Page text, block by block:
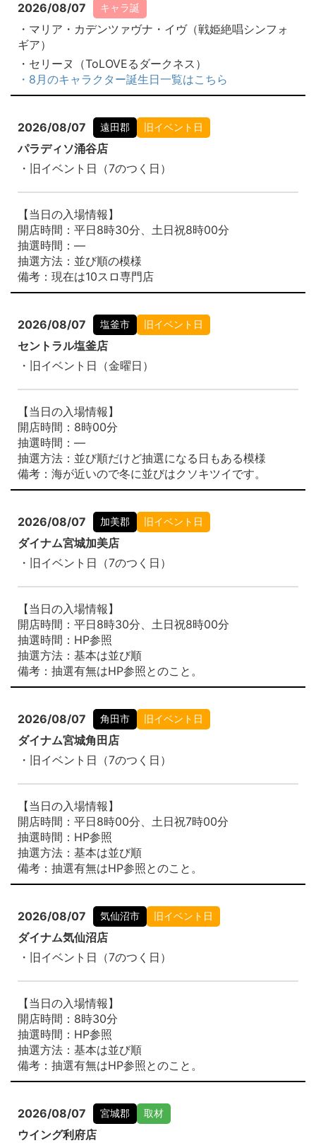
2026/08/07 キャラ誕
・マリア・カデンツァヴナ・イヴ（戦姫絶唱シンフォ
ギア）
・セリーヌ（ToLOVEるダークネス）
・8月のキャラクター誕生日一覧はこちら
2026/08/07 遠田郡 旧イベント日
パラディソ涌谷店
・旧イベント日（7のつく日）
【当日の入場情報】
開店時間：平日8時30分、土日祝8時00分
抽選時間：―
抽選方法：並び順の模様
備考：現在は10スロ専門店
2026/08/07 塩釜市 旧イベント日
セントラル塩釜店
・旧イベント日（金曜日）
【当日の入場情報】
開店時間：8時00分
抽選時間：―
抽選方法：並び順だけど抽選になる日もある模様
備考：海が近いので冬に並びはクソキツイです。
2026/08/07 加美郡 旧イベント日
ダイナム宮城加美店
・旧イベント日（7のつく日）
【当日の入場情報】
開店時間：平日8時30分、土日祝8時00分
抽選時間：HP参照
抽選方法：基本は並び順
備考：抽選有無はHP参照とのこと。
2026/08/07 角田市 旧イベント日
ダイナム宮城角田店
・旧イベント日（7のつく日）
【当日の入場情報】
開店時間：平日8時00分、土日祝7時00分
抽選時間：HP参照
抽選方法：基本は並び順
備考：抽選有無はHP参照とのこと。
2026/08/07 気仙沼市 旧イベント日
ダイナム気仙沼店
・旧イベント日（7のつく日）
【当日の入場情報】
開店時間：8時30分
抽選時間：HP参照
抽選方法：基本は並び順
備考：抽選有無はHP参照とのこと。
2026/08/07 宮城郡 取材
ウイング利府店